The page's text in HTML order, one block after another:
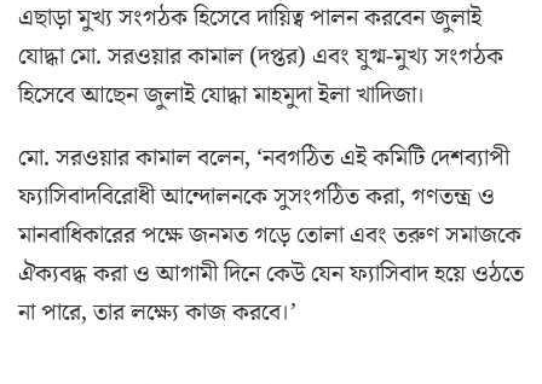
এছাড়া মুখ্য সংগঠক হিসেবে দায়িত্ব পালন করবেন জুলাই
যোদ্ধা মো. সরওয়ার কামাল (দপ্তর) এবং যুগ্ম-মুখ্য সংগঠক
হিসেবে আছেন জুলাই যোদ্ধা মাহমুদা ইলা খাদিজা।
মো. সরওয়ার কামাল বলেন, ‘নবগঠিত এই কমিটি দেশব্যাপী
ফ্যাসিবাদবিরোধী আন্দোলনকে সুসংগঠিত করা, গণতন্ত্র ও
মানবাধিকারের পক্ষে জনমত গড়ে তোলা এবং তরুণ সমাজকে
ঐক্যবদ্ধ করা ও আগামী দিনে কেউ যেন ফ্যাসিবাদ হয়ে ওঠতে
না পারে, তার লক্ষ্যে কাজ করবে।’